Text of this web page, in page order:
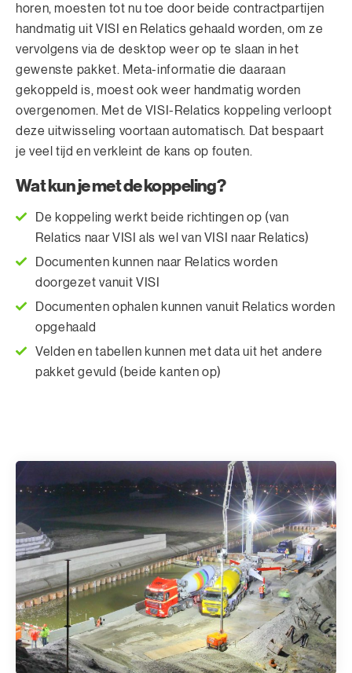
horen, moesten tot nu toe door beide contractpartijen
handmatig uit VISI en Relatics gehaald worden, om ze
vervolgens via de desktop weer op te slaan in het
gewenste pakket. Meta-informatie die daaraan
gekoppeld is, moest ook weer handmatig worden
overgenomen. Met de VISI-Relatics koppeling verloopt
deze uitwisseling voortaan automatisch. Dat bespaart
je veel tijd en verkleint de kans op fouten.
Wat kun je met de koppeling?
De koppeling werkt beide richtingen op (van
Relatics naar VISI als wel van VISI naar Relatics)
Documenten kunnen naar Relatics worden
doorgezet vanuit VISI
Documenten ophalen kunnen vanuit Relatics worden
opgehaald
Velden en tabellen kunnen met data uit het andere
pakket gevuld (beide kanten op)